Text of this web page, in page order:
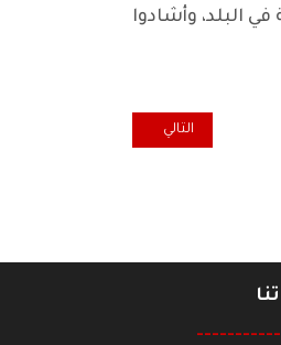
البلد، وأشادوا
المقال التالي: لندن.. أمل بورتر
التالي